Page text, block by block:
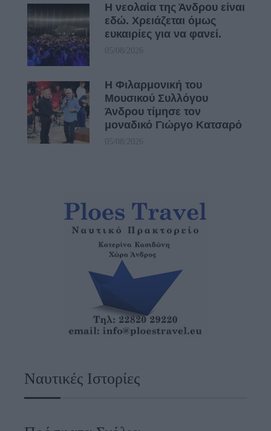
Η νεολαία της Άνδρου είναι
εδώ. Χρειάζεται όμως
ευκαιρίες για να φανεί.
05/08/2026
Η Φιλαρμονική του
Μουσικού Συλλόγου
Άνδρου τίμησε τον
μοναδικό Γιώργο Κατσαρό
05/08/2026
Ναυτικές Ιστορίες